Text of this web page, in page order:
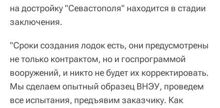
на достройку "Севастополя" находится в стадии
заключения.
"Сроки создания лодок есть, они предусмотрены
не только контрактом, но и госпрограммой
вооружений, и никто не будет их корректировать.
Мы сделаем опытный образец ВНЭУ, проведем
все испытания, предъявим заказчику. Как